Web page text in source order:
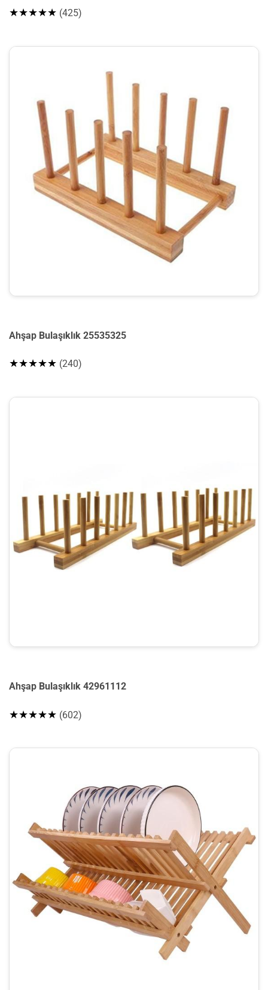
★★★★★ (425)
Ahşap Bulaşıklık 25535325
★★★★★ (240)
Ahşap Bulaşıklık 42961112
★★★★★ (602)